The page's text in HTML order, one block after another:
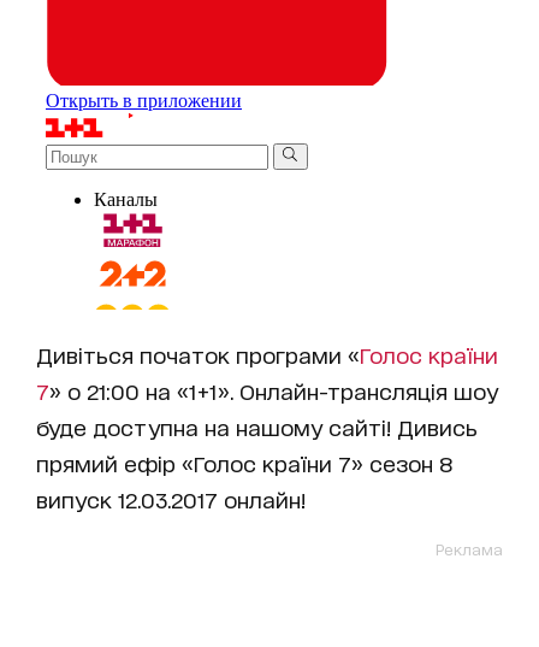
Дивіться початок програми «Голос країни
7» о 21:00 на «1+1». Онлайн-трансляція шоу
буде доступна на нашому сайті! Дивись
прямий ефір «Голос країни 7» сезон 8
випуск 12.03.2017 онлайн!
Реклама